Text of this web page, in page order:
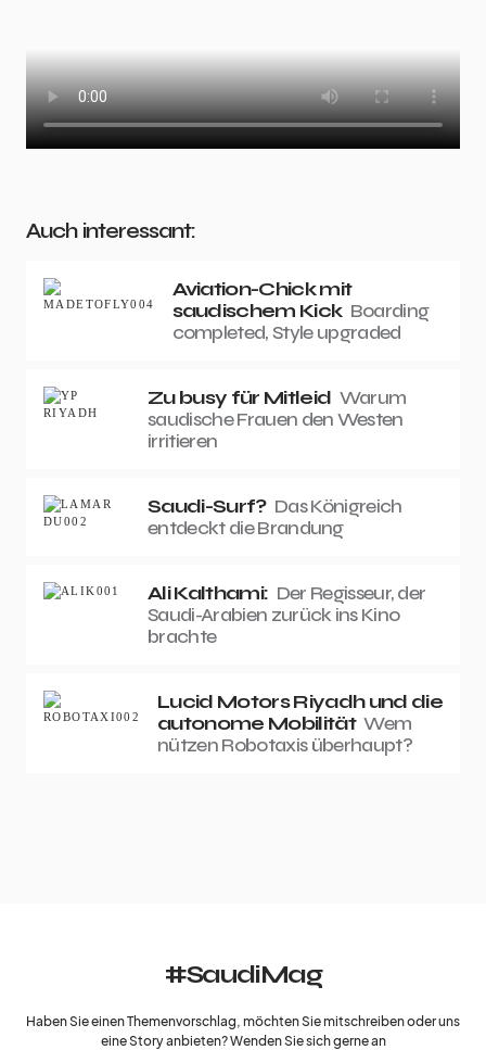
Auch interessant:
Aviation-Chick mit
saudischem Kick Boarding
completed, Style upgraded
Zu busy für Mitleid Warum
saudische Frauen den Westen
irritieren
Saudi-Surf? Das Königreich
entdeckt die Brandung
Ali Kalthami: Der Regisseur, der
Saudi-Arabien zurück ins Kino
brachte
Lucid Motors Riyadh und die
autonome Mobilität Wem
nützen Robotaxis überhaupt?
#SaudiMag
Haben Sie einen Themenvorschlag, möchten Sie mitschreiben oder uns
eine Story anbieten? Wenden Sie sich gerne an